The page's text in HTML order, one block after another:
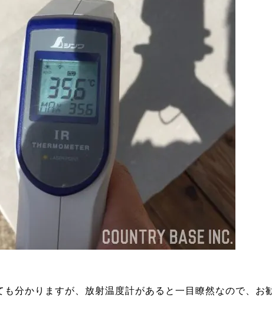
分かりますが、放射温度計があると一目瞭然なので、お